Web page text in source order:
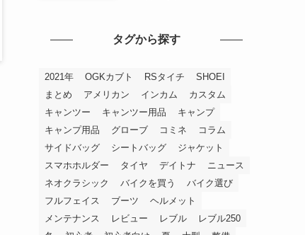
タグから探す
2021年 OGKカブト RSタイチ
SHOEI
まとめ
アメリカン インカム
カスタム
キャンツー
キャンツー用品
キャンプ
キャンプ用品
グローブ コミネ
コラム
サイドバッグ
シートバッグ
ジャケット
スマホホルダー
タイヤ デイトナ
ニュース
ネオクラシック
バイクを買う
バイク選び
フルフェイス
ブーツ
ヘルメット
メンテナンス
レビュー レブル
レブル250